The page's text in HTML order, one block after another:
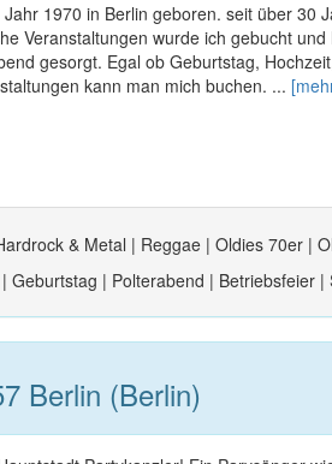
1970 in Berlin geboren. seit über 30
Veranstaltungen wurde ich gebucht
gesorgt. Egal ob Geburtstag,
kann man mich buchen. ...
& Metal | Reggae | Oldies 70er |
Geburtstag | Polterabend | Betriebsfeier |
Berlin (Berlin)